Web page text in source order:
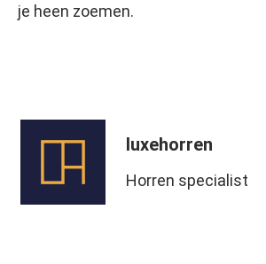
je heen zoemen.
luxehorren
Horren specialist